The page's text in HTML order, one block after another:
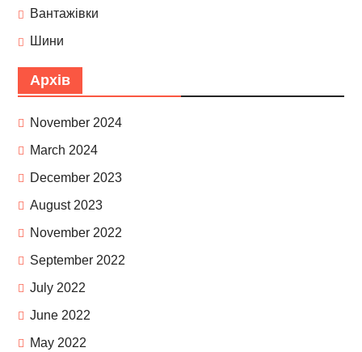
Вантажівки
Шини
Архів
November 2024
March 2024
December 2023
August 2023
November 2022
September 2022
July 2022
June 2022
May 2022